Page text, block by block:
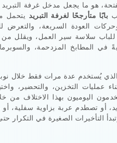
هو ما يجعل مدخل غرفة
بابًا متأرجحًا لغرفة التبريد يتحمل
العودة السريعة، والتعرض
للباب سلاسة سير العمل، ويقلل
في المطابخ المزدحمة،
يُستخدم عدة مرات فقط خلال
عمليات التخزين، والتحضير،
اليوميون بهذا الاختلاف من
أو تصطدم عربة بزاوية سفلية،